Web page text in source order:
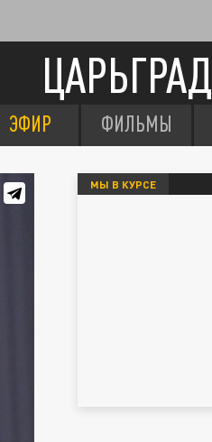
ЦАРЬГРАД
ЭФИР ФИЛЬМЫ
МЫ В КУРСЕ